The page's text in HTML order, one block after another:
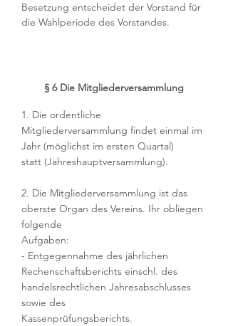
Besetzung entscheidet der Vorstand für
die Wahlperiode des Vorstandes.
§ 6 Die Mitgliederversammlung
1. Die ordentliche
Mitgliederversammlung findet einmal im
Jahr (möglichst im ersten Quartal)
statt (Jahreshauptversammlung).
2. Die Mitgliederversammlung ist das
oberste Organ des Vereins. Ihr obliegen
folgende
Aufgaben:
- Entgegennahme des jährlichen
Rechenschaftsberichts einschl. des
handelsrechtlichen Jahresabschlusses
sowie des
Kassenprüfungsberichts.